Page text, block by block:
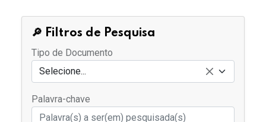
🔎 Filtros de Pesquisa
Tipo de Documento
Selecione...
Palavra-chave